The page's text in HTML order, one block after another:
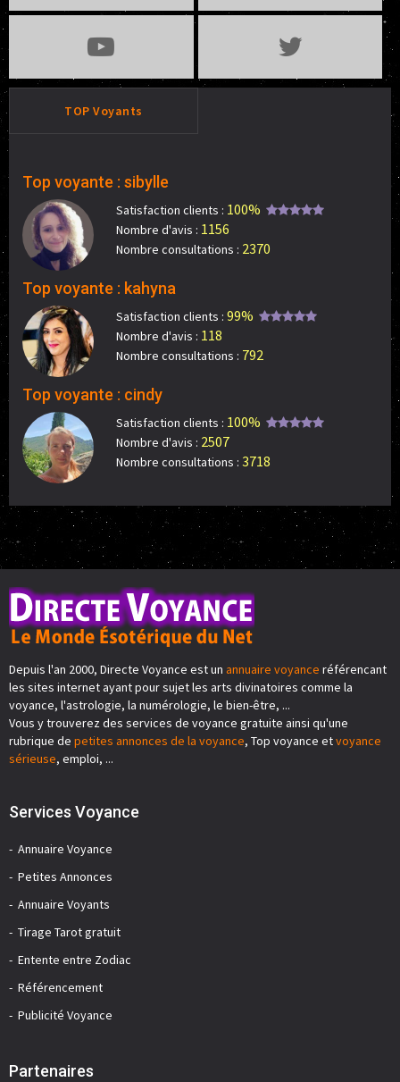
TOP Voyants
Top voyante : sibylle
Satisfaction clients : 100%
Nombre d'avis : 1156
Nombre consultations : 2370
Top voyante : kahyna
Satisfaction clients : 99%
Nombre d'avis : 118
Nombre consultations : 792
Top voyante : cindy
Satisfaction clients : 100%
Nombre d'avis : 2507
Nombre consultations : 3718
Depuis l'an 2000, Directe Voyance est un annuaire voyance référencant
les sites internet ayant pour sujet les arts divinatoires comme la
voyance, l'astrologie, la numérologie, le bien-être, ...
Vous y trouverez des services de voyance gratuite ainsi qu'une
rubrique de petites annonces de la voyance, Top voyance etvoyance
sérieuse, emploi, ...
Services Voyance
Annuaire Voyance
Petites Annonces
Annuaire Voyants
Tirage Tarot gratuit
Entente entre Zodiac
Référencement
Publicité Voyance
Partenaires